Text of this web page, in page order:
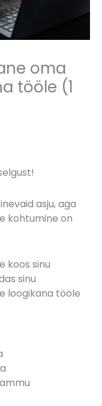
oma
tööle (1
asju, aga
kohtumine on
koos sinu
sinu
loogikana tööle